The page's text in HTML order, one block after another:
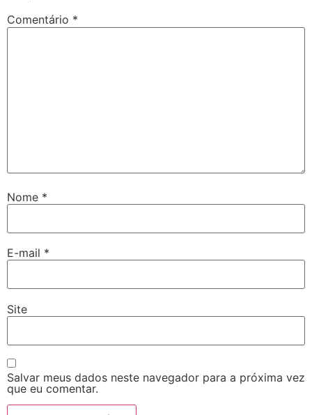
Comentário *
Nome *
E-mail *
Site
Salvar meus dados neste navegador para a próxima vez
que eu comentar.